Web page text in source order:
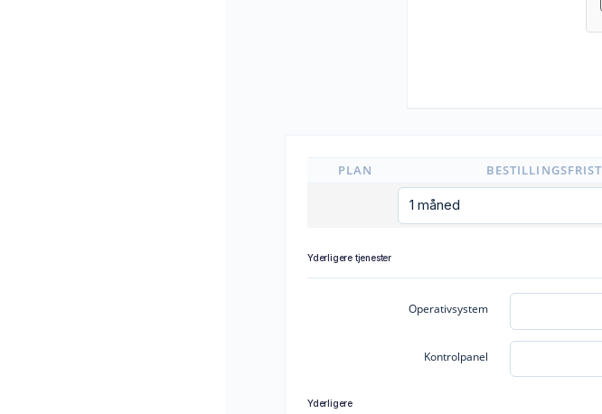
PLAN BESTILLINGSFRIST
Yderligere tjenester
Operativsystem
Kontrolpanel
Yderligere